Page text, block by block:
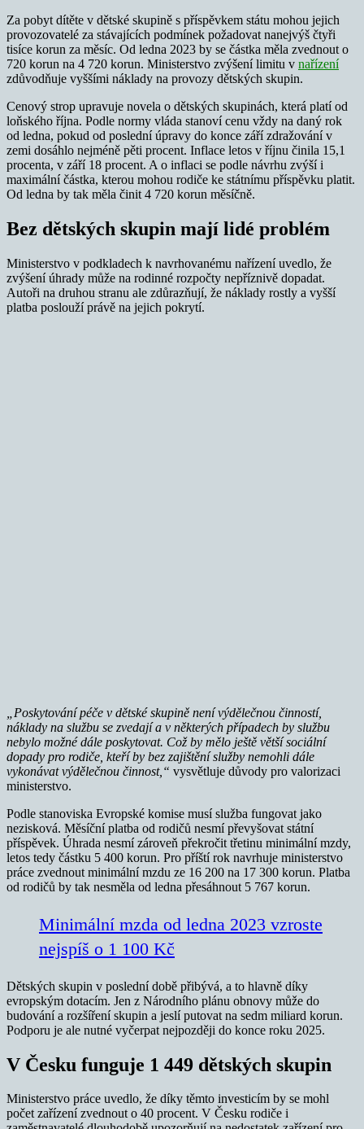
Za pobyt dítěte v dětské skupině s příspěvkem státu mohou jejich
provozovatelé za stávajících podmínek požadovat nanejvýš čtyři
tisíce korun za měsíc. Od ledna 2023 by se částka měla zvednout o
720 korun na 4 720 korun. Ministerstvo zvýšení limitu v nařízení
zdůvodňuje vyššími náklady na provozy dětských skupin.
Cenový strop upravuje novela o dětských skupinách, která platí od
loňského října. Podle normy vláda stanoví cenu vždy na daný rok
od ledna, pokud od poslední úpravy do konce září zdražování v
zemi dosáhlo nejméně pěti procent. Inflace letos v říjnu činila 15,1
procenta, v září 18 procent. A o inflaci se podle návrhu zvýší i
maximální částka, kterou mohou rodiče ke státnímu příspěvku platit.
Od ledna by tak měla činit 4 720 korun měsíčně.
Bez dětských skupin mají lidé problém
Ministerstvo v podkladech k navrhovanému nařízení uvedlo, že
zvýšení úhrady může na rodinné rozpočty nepříznivě dopadat.
Autoři na druhou stranu ale zdůrazňují, že náklady rostly a vyšší
platba poslouží právě na jejich pokrytí.
„Poskytování péče v dětské skupině není výdělečnou činností,
náklady na službu se zvedají a v některých případech by službu
nebylo možné dále poskytovat. Což by mělo ještě větší sociální
dopady pro rodiče, kteří by bez zajištění služby nemohli dále
vykonávat výdělečnou činnost,“ vysvětluje důvody pro valorizaci
ministerstvo.
Podle stanoviska Evropské komise musí služba fungovat jako
nezisková. Měsíční platba od rodičů nesmí převyšovat státní
příspěvek. Úhrada nesmí zároveň překročit třetinu minimální mzdy,
letos tedy částku 5 400 korun. Pro příští rok navrhuje ministerstvo
práce zvednout minimální mzdu ze 16 200 na 17 300 korun. Platba
od rodičů by tak nesměla od ledna přesáhnout 5 767 korun.
Minimální mzda od ledna 2023 vzroste
nejspíš o 1 100 Kč
Dětských skupin v poslední době přibývá, a to hlavně díky
evropským dotacím. Jen z Národního plánu obnovy může do
budování a rozšíření skupin a jeslí putovat na sedm miliard korun.
Podporu je ale nutné vyčerpat nejpozději do konce roku 2025.
V Česku funguje 1 449 dětských skupin
Ministerstvo práce uvedlo, že díky těmto investicím by se mohl
počet zařízení zvednout o 40 procent. V Česku rodiče i